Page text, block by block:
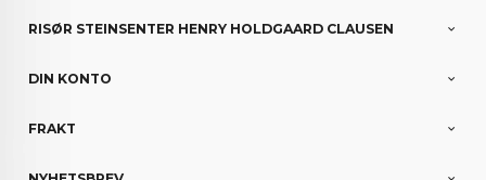
RISØR STEINSENTER HENRY HOLDGAARD CLAUSEN
DIN KONTO
FRAKT